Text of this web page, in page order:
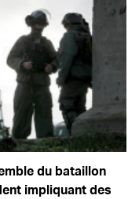
du bataillon
impliquant des